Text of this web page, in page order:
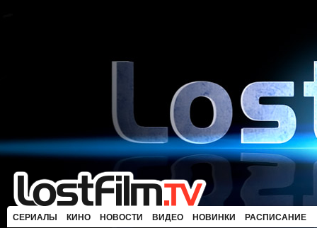
СЕРИАЛЫ КИНО НОВОСТИ ВИДЕО НОВИНКИ РАСПИСАНИЕ